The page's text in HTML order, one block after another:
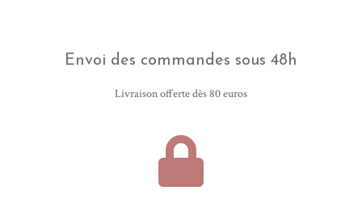
Envoi des commandes sous 48h
Livraison offerte dès 80 euros